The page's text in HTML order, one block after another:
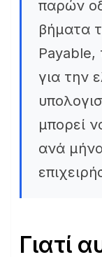
παρών
βήματα
Payable,
για την
μπορεί
ανά
Γιατί